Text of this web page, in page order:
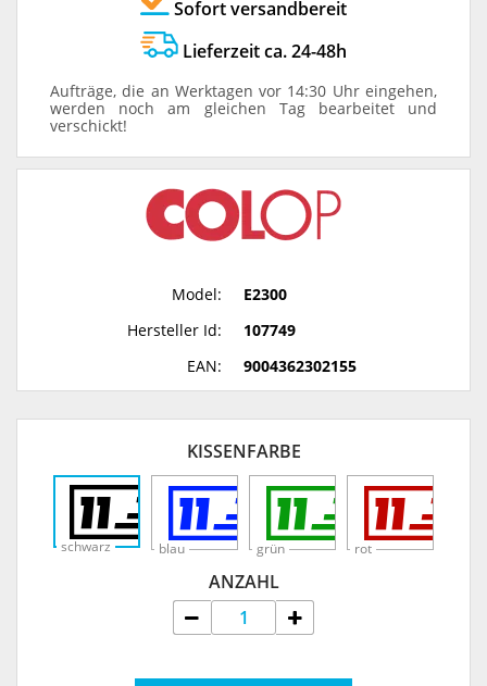
Sofort versandbereit
Lieferzeit ca. 24-48h
Aufträge, die an Werktagen vor 14:30 Uhr eingehen,
werden noch am gleichen Tag bearbeitet und
verschickt!
Model:
E2300
Hersteller Id:
107749
EAN:
9004362302155
KISSENFARBE
schwarz blau grün rot
ANZAHL